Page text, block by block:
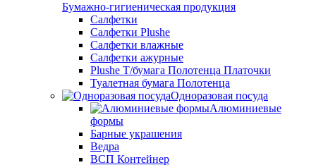
Бумажно-гигиеническая продукция
Салфетки
Салфетки Plushe
Салфетки влажные
Салфетки ажурные
Plushe Т/бумага Полотенца Платочки
Туалетная бумага Полотенца
Одноразовая посуда
Алюминиевые
формы
Барные украшения
Ведра
ВСП Контейнер